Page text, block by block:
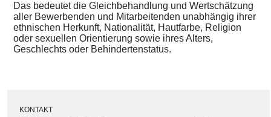
Das bedeutet die Gleichbehandlung und Wertschätzung
aller Bewerbenden und Mitarbeitenden unabhängig ihrer
ethnischen Herkunft, Nationalität, Hautfarbe, Religion
oder sexuellen Orientierung sowie ihres Alters,
Geschlechts oder Behindertenstatus.
KONTAKT